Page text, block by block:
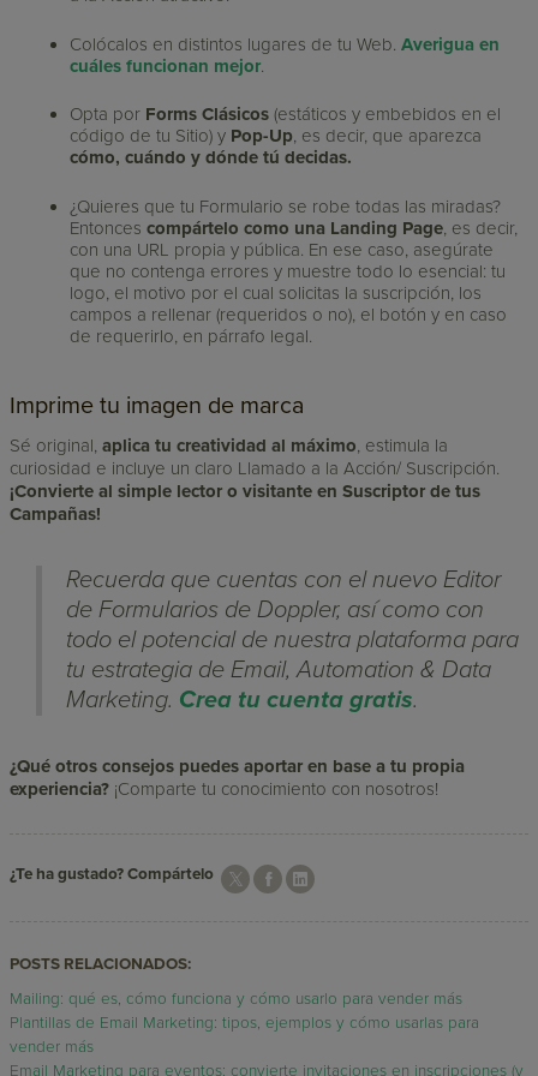
Colócalos en distintos lugares de tu Web.Averigua en
cuáles funcionan mejor.
Opta por Forms Clásicos (estáticos y embebidos en el
código de tu Sitio) y Pop-Up, es decir, que aparezca
cómo, cuándo y dónde tú decidas.
¿Quieres que tu Formulario se robe todas las miradas?
Entoncescompártelo como una Landing Page, es decir,
con una URL propia y pública. En ese caso, asegúrate
que no contenga errores y muestre todo lo esencial: tu
logo, el motivo por el cual solicitas la suscripción, los
campos a rellenar (requeridos o no), el botón y en caso
de requerirlo, en párrafo legal.
Imprime tu imagen de marca
Sé original,aplica tu creatividad al máximo , estimula la
curiosidad e incluye un claro Llamado a la Acción/ Suscripción.
¡Convierte al simple lector o visitante en Suscriptor de tus
Campañas!
Recuerda que cuentas con el nuevo Editor
de Formularios de Doppler, así como con
todo el potencial de nuestra plataforma para
tu estrategia de Email, Automation & Data
Marketing. Crea tu cuenta gratis.
¿Qué otros consejos puedes aportar en base a tu propia
experiencia? ¡Comparte tu conocimiento con nosotros!
¿Te ha gustado? Compártelo
POSTS RELACIONADOS:
Mailing: qué es, cómo funciona y cómo usarlo para vender más
Plantillas de Email Marketing: tipos, ejemplos y cómo usarlas para
vender más
Email Marketing para eventos: convierte invitaciones en inscripciones (y